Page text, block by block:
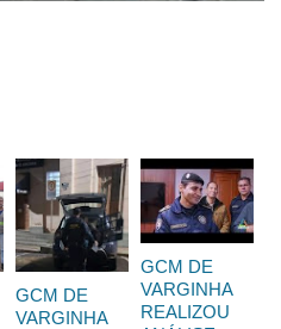
GCM DE
VARGINHA
GCM DE
VARGINHA
REALIZOU